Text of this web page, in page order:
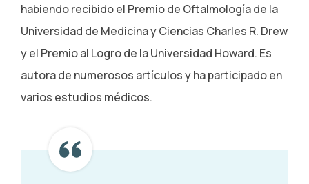
habiendo recibido el Premio de Oftalmología de la
Universidad de Medicina y Ciencias Charles R. Drew
y el Premio al Logro de la Universidad Howard. Es
autora de numerosos artículos y ha participado en
varios estudios médicos.